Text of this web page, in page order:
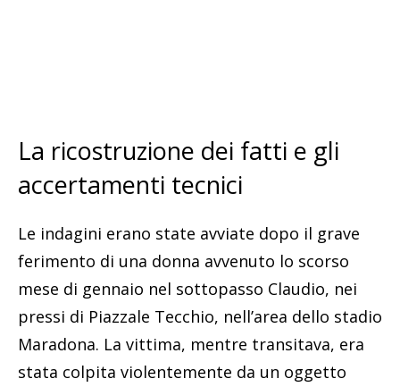
La ricostruzione dei fatti e gli
accertamenti tecnici
Le indagini erano state avviate dopo il grave
ferimento di una donna avvenuto lo scorso
mese di gennaio nel sottopasso Claudio, nei
pressi di Piazzale Tecchio, nell’area dello stadio
Maradona. La vittima, mentre transitava, era
stata colpita violentemente da un oggetto